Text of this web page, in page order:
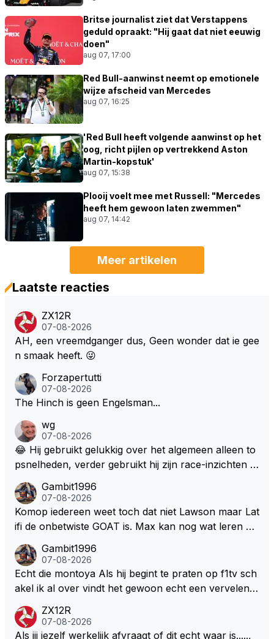
Britse journalist ziet dat Verstappens
geduld opraakt: "Hij gaat dat niet eeuwig
doen"
aug 07, 17:00
Red Bull-aanwinst neemt op emotionele
wijze afscheid van Mercedes
aug 07, 16:25
'Red Bull heeft volgende aanwinst op het
oog, richt pijlen op vertrekkend Aston
Martin-kopstuk'
aug 07, 15:38
Plooij voelt mee met Russell: "Mercedes
heeft hem gewoon laten zwemmen"
aug 07, 14:42
Meer artikelen
Laatste reacties
ZX12R
07-08-2026
AH, een vreemdganger dus, Geen wonder dat ie gee
n smaak heeft. 😜
Forzapertutti
07-08-2026
The Hinch is geen Engelsman...
wg
07-08-2026
😂 Hij gebruikt gelukkig over het algemeen alleen to
psnelheden, verder gebruikt hij zijn race-inzichten q
een bocht zegt helemaal niets, dus wat dat betreft h
eeft hij sowieso gelijk 😂.
Gambit1996
07-08-2026
Komop iedereen weet toch dat niet Lawson maar Lat
ifi de onbetwiste GOAT is. Max kan nog wat leren va
milton, hahahaha. Latifi pakt ze allemaal met de oge
n dicht met als onbetwiste nummer 2 of GOATINES
S Lawson natuurlijk 😂😂😂😂😂
Gambit1996
07-08-2026
Echt die montoya Als hij begint te praten op f1tv sch
akel ik al over vindt het gewoon echt een vervelend
weet 🤮🤮
ZX12R
07-08-2026
Als jij jezelf werkelijk afvraagt of dit echt waar is.....,